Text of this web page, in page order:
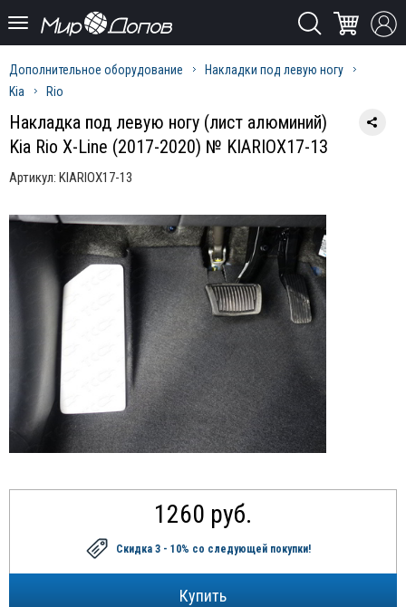
Дополнительное оборудование
Накладки под левую ногу
Kia
Rio
Накладка под левую ногу (лист алюминий)
Kia Rio X-Line (2017-2020) № KIARIOX17-13
Артикул: KIARIOX17-13
1260 руб.
Скидка 3 - 10% со следующей покупки!